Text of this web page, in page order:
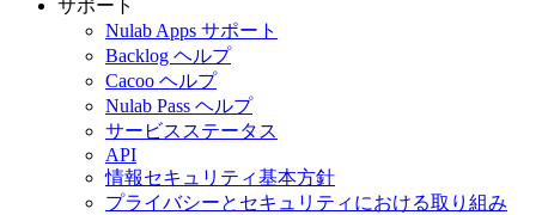
サポート
Nulab Apps サポート
Backlog ヘルプ
Cacoo ヘルプ
Nulab Pass ヘルプ
サービスステータス
API
情報セキュリティ基本方針
プライバシーとセキュリティにおける取り組み